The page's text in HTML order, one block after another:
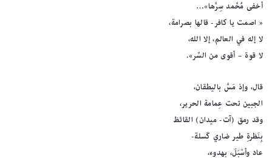
أخفى مُحَّمد سِرَّها»…
« اصمت يا كافر- قالها بصرامة،
لا إله في العالم، إلا الله،
لا قوة – أقوى من السِّر».
قال، وإذ مَسَّ باليطقان،
الجبين تحت عِمامة الحرير،
وقد رمق (آت- ميدان) القائظ
بِنَظرةِ طير ضاري كَسلة-
عاد وأسْبَلَ، بهدوء،